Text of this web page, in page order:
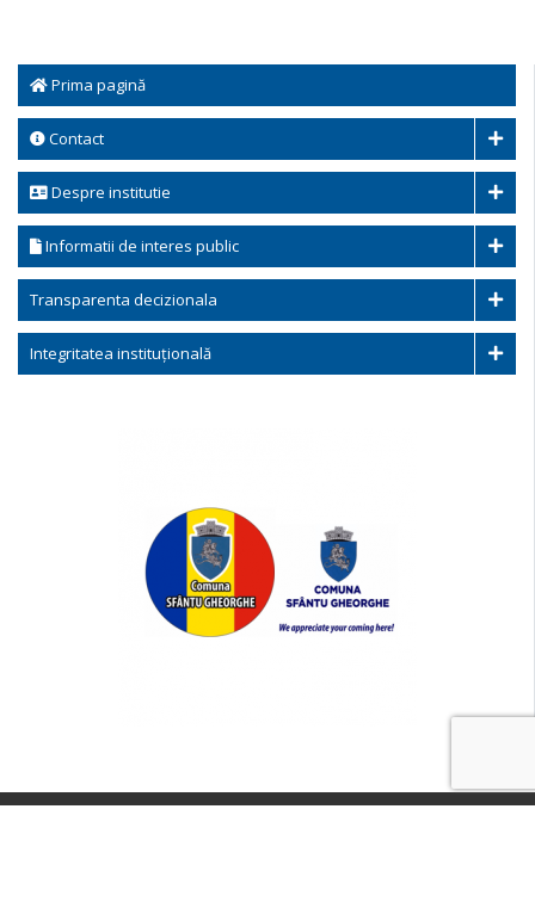
Prima pagină
Contact
Despre institutie
Informatii de interes public
Transparenta decizionala
Integritatea instituțională